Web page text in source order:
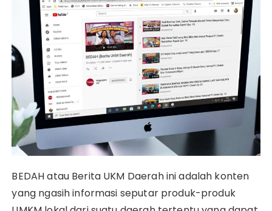
BEDAH atau Berita UKM Daerah ini adalah konten
yang ngasih informasi seputar produk-produk